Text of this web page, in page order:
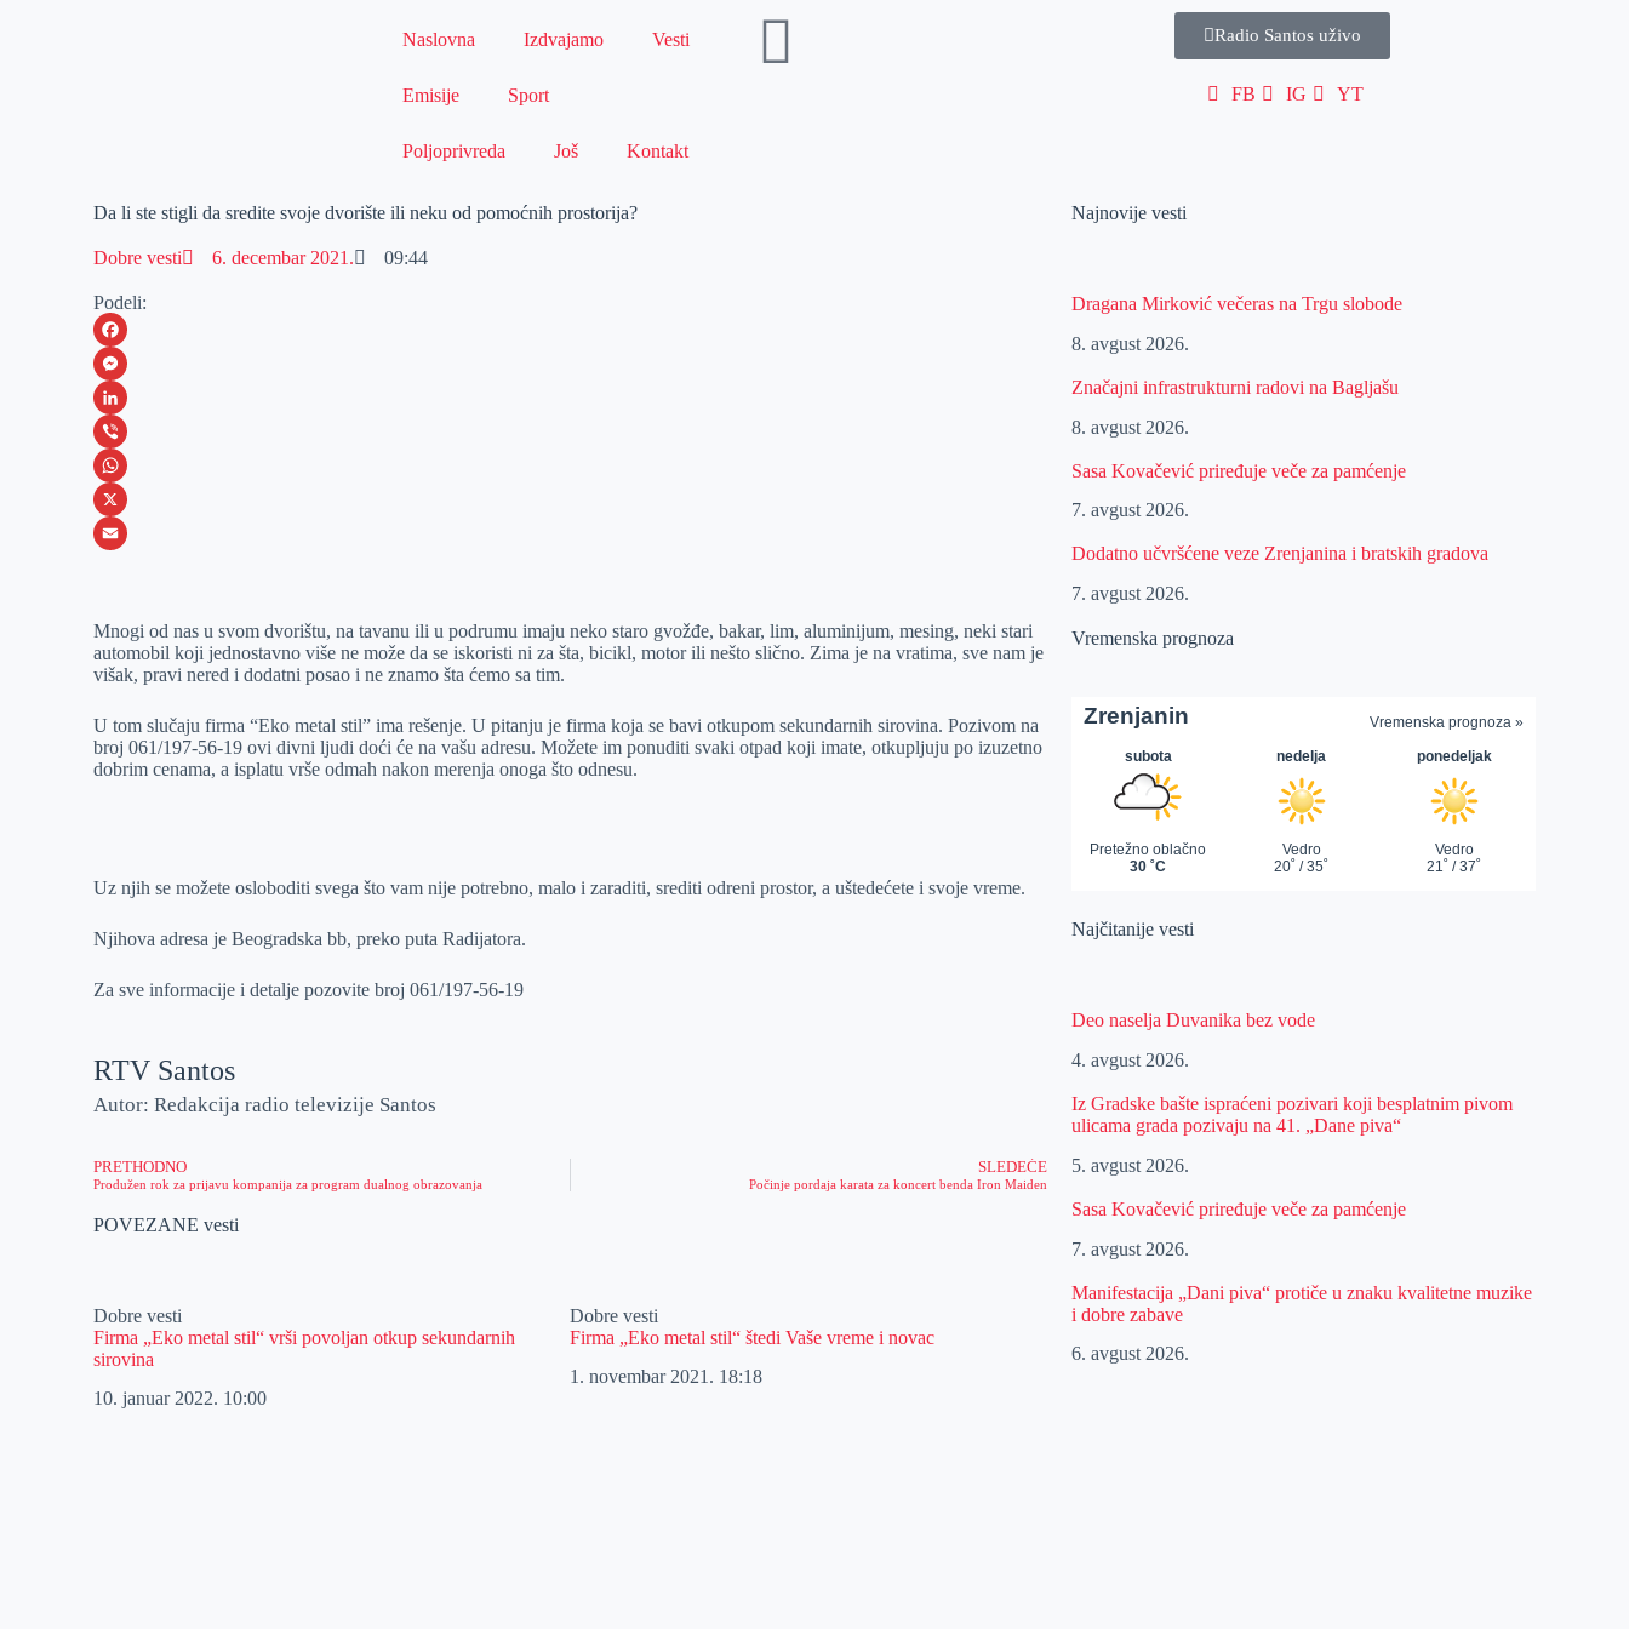
Naslovna Izdvajamo Vesti
Emisije Sport
Poljoprivreda Još Kontakt
Radio Santos uživo
FB IG YT
Da li ste stigli da sredite svoje dvorište ili neku od pomoćnih prostorija?
Dobre vesti 6. decembar 2021. 09:44
Podeli:
F
a
c
e
b
o
M
e
s
s
e
e
r
L
i
n
k
I
n
V
i
b
W
h
s
A
p
X
a
i
Mnogi od nas u svom dvorištu, na tavanu ili u podrumu imaju neko staro gvožđe, bakar, lim, aluminijum, mesing, neki stari
automobil koji jednostavno više ne može da se iskoristi ni za šta, bicikl, motor ili nešto slično. Zima je na vratima, sve nam je
višak, pravi nered i dodatni posao i ne znamo šta ćemo sa tim.
U tom slučaju firma “Eko metal stil” ima rešenje. U pitanju je firma koja se bavi otkupom sekundarnih sirovina. Pozivom na
broj 061/197-56-19 ovi divni ljudi doći će na vašu adresu. Možete im ponuditi svaki otpad koji imate, otkupljuju po izuzetno
dobrim cenama, a isplatu vrše odmah nakon merenja onoga što odnesu.
Uz njih se možete osloboditi svega što vam nije potrebno, malo i zaraditi, srediti odreni prostor, a uštedećete i svoje vreme.
Njihova adresa je Beogradska bb, preko puta Radijatora.
Za sve informacije i detalje pozovite broj 061/197-56-19
RTV Santos
Autor: Redakcija radio televizije Santos
PRETHODNO
Produžen rok za prijavu kompanija za program dualnog obrazovanja
SLEDEĆE
Počinje pordaja karata za koncert benda Iron Maiden
POVEZANE vesti
Dobre vesti
Firma „Eko metal stil“ vrši povoljan otkup sekundarnih
sirovina
10. januar 2022. 10:00
Dobre vesti
Firma „Eko metal stil“ štedi Vaše vreme i novac
1. novembar 2021. 18:18
Najnovije vesti
Dragana Mirković večeras na Trgu slobode
8. avgust 2026.
Značajni infrastrukturni radovi na Bagljašu
8. avgust 2026.
Sasa Kovačević priređuje veče za pamćenje
7. avgust 2026.
Dodatno učvršćene veze Zrenjanina i bratskih gradova
7. avgust 2026.
Vremenska prognoza
Najčitanije vesti
Deo naselja Duvanika bez vode
4. avgust 2026.
Iz Gradske bašte ispraćeni pozivari koji besplatnim pivom
ulicama grada pozivaju na 41. „Dane piva“
5. avgust 2026.
Sasa Kovačević priređuje veče za pamćenje
7. avgust 2026.
Manifestacija „Dani piva“ protiče u znaku kvalitetne muzike
i dobre zabave
6. avgust 2026.